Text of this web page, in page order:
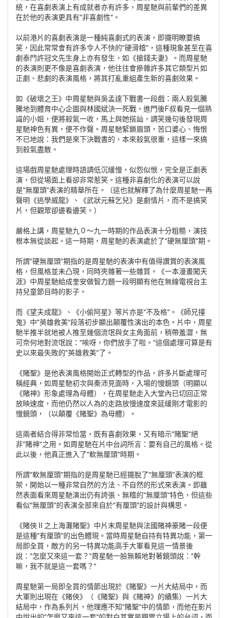
統，在喜劇表演上有成就者亦有許多，周星馳與前輩們的差異
在於他的表演更具有"非喜劇性"。
以前港片的喜劇表演是一種純喜劇式的表演，即擺明瞭要搞
笑，因此常常會有許多令人不快的"硬滑稽"，這種現象甚至在喜
劇泰鬥許冠文先生身上亦有發生，如《搶錢夫妻》。而周星馳
的表演則更不像是喜劇表演，他往往會摻雜許多其它類型片如
正劇、悲劇的表演風格，將其打亂重組產生新的喜劇效果。
如《破壞之王》中周星馳與吳孟達下戰書一段戲：兩人殺氣騰
騰地到體育中心企圖與林國斌決一死戰，進門後F叔看見一個熟
識的小姐，便將殺氣一收，馬上與她搭訕，調笑幾句後發現周
星馳神色有異，便不作聲。周星馳緊鎖眉頭，苦口婆心、悔恨
不已地說：我們是來下決戰書的，本來殺氣很重，這樣一來搞
到殺氣盡散。
這場戲周星馳處理時語調低沉緩慢，似怨似恨，完全是正劇表
演，但從場面上看卻非常惹笑。這種非喜劇化的表演可以說
是"無厘頭"表演的精華所在。（這也就解釋了為什麼周星馳一再
聲明《逃學威龍》、《武狀元蘇乞兒》是劇情片，而不是搞笑
片，但觀眾卻邊看邊笑。）
嚴格上講，周星馳九０～九一時期的作品表演十分粗糙，演技
根本無從談起。這一時期，周星馳的表演處於了"硬無厘頭"期。
所謂"硬無厘頭"期指的是周星馳的表演中有值得讚賞的表演風
格，但風格並未凸現，同時夾雜著一些雜質。《一本漫畫闖天
涯》中周星馳給成奎安做智力題一段明顯有他在無線電視台主
持兒童節目時的影子。
而《望夫成龍》、《小偷阿星》等片亦是"不及格"。《師兄撞
鬼》中"英雄救美"段落初步顯出顛覆性演出的本色。片中，周星
馳半推半就地被人推至幾個流氓與女主角面前，稍帶羞澀，無
可奈何地對流氓說："唉呀，你們放手了啦。"這個處理可算是有
史以來最失敗的"英雄救美"了。
《賭聖》是他表演風格開始正式轉型的作品，許多片斷處理可
稱經典，如周星馳初次與秦沛見面時，入場的慢鏡頭（明顯以
《賭神》形象處理為母體），在周星馳走入大堂內已切回正常
放映速度，而他仍然以人為的走路放慢速度來延緩剛才電影的
慢鏡頭，（以顛覆《賭聖》為母體）。
這兩者結合得非常恰當，既有喜劇效果，又有暗示"賭聖"絕
非"賭神"之用。如周星馳在片中台詞所言：要有自己的風格。從
此以後，他真正進入了"軟無厘頭"時期。
所謂"軟無厘頭"期指的是周星馳已經擺脫了"無厘頭"表演的框
架，開始以一種非常自然的方法、不自然的形式來表演。即雖
然表面看來周星馳演出仍有誇張、無稽的"無厘頭"特色，但這些
看似"無厘頭"的表演全部來自於"有厘頭"的設計與構思。
《賭俠Ⅱ之上海灘賭聖》中片末周星馳與法國賭神豪賭一段便
是這種"有厘頭"的出色體現。當時周星馳自持有特異功能，第一
局即全買，敵方的另一特異功能高手大軍看見這一情景後
說："怎麼又來這一套？"周星馳一臉無賴地對著鏡頭說："幹
嘛，我不就是這一套嗎？"
周星馳第一局即全買的情節出現於《賭聖》一片大結局中，而
大軍則出現在《賭俠》（《賭聖》與《賭神》的續集）一片大
結局中，作為系列片，他理應不知"賭聖"中的情節，而他在影片